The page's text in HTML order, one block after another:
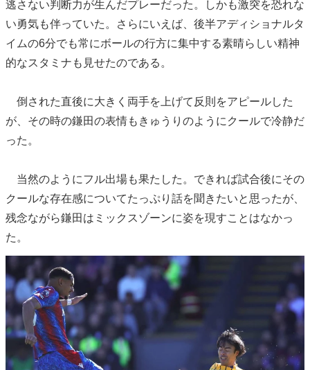
逃さない判断力が生んだプレーだった。しかも激突を恐れな
い勇気も伴っていた。さらにいえば、後半アディショナルタ
イムの6分でも常にボールの行方に集中する素晴らしい精神
的なスタミナも見せたのである。
倒された直後に大きく両手を上げて反則をアピールした
が、その時の鎌田の表情もきゅうりのようにクールで冷静だ
った。
当然のようにフル出場も果たした。できれば試合後にその
クールな存在感についてたっぷり話を聞きたいと思ったが、
残念ながら鎌田はミックスゾーンに姿を現すことはなかっ
た。